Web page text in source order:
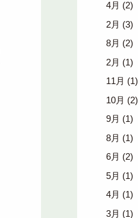
4月 (2)
2月 (3)
8月 (2)
2月 (1)
11月 (1)
10月 (2)
9月 (1)
8月 (1)
6月 (2)
5月 (1)
4月 (1)
3月 (1)